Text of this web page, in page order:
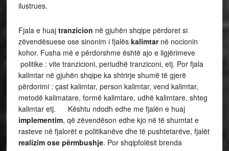
ilustrues.
Fjala e huaj tranzicion në gjuhën shqipe përdoret si
zëvendësuese ose sinonim i fjalës kalimtarnë nocionin
kohor. Fusha më e përdorshme është ajo e ligjërimeve
politike : vite tranzicioni, periudhë tranziconi, etj. Por fjala
kalimtar në gjuhën shqipe ka shtrirje shumë të gjerë
përdorimi : çast kalimtar, person kalimtar, vend kalimtar,
metodë kalimatare, formë kalimtare, udhë kalimtare, shteg
kalimtar etj. Kështu ndodh edhe me fjalën e huaj
implementim, që zëvendëson edhe kjo në të shumtat e
rasteve në fjalorët e politikanëve dhe të pushtetarëve, fjalët
realizim ose përmbushje. Por shqipfolësit brenda